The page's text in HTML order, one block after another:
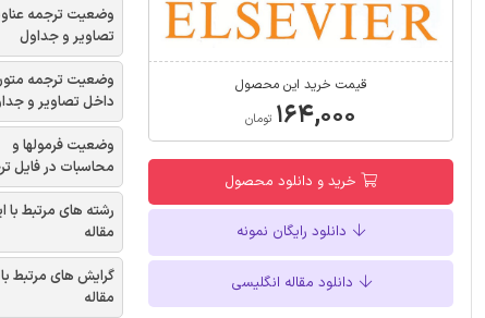
قیمت خرید این محصول
۱۶۴,۰۰۰ تومان
خرید و دانلود محصول
دانلود رایگان نمونه
دانلود مقاله انگلیسی
وضعیت ترجمه
تصاویر و جداول
وضعیت ترجمه
داخل تصاویر و
وضعیت فرمولها و
محاسبات در فایل
رشته های مرتبط با
مقاله
گرایش های مرتبط
مقاله